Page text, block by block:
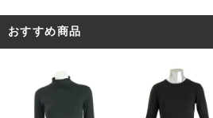
おすすめ商品